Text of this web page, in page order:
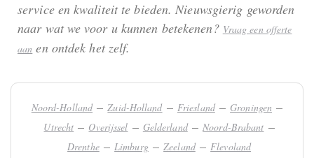
service en kwaliteit te bieden. Nieuwsgierig geworden
naar wat we voor u kunnen betekenen? Vraag een offerte
aan en ontdek het zelf.
Noord-Holland–Zuid-Holland– Friesland– Groningen –
Utrecht – Overijssel – Gelderland–Noord-Brabant –
Drenthe–Limburg–Zeeland–Flevoland